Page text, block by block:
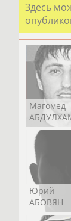
Здесь
Магомед
Юрий
АБОВЯН